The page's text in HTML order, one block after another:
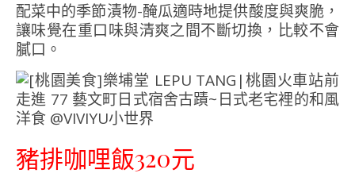
配菜中的季節漬物-醃瓜適時地提供酸度與爽脆，
讓味覺在重口味與清爽之間不斷切換，比較不會
膩口。
豬排咖哩飯320元